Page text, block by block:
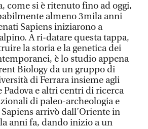
come si è ritenuto fino ad oggi,
almeno 3mila anni
Sapiens iniziarono a
A ri-datare questa tappa,
la storia e la genetica dei
è lo studio appena
Biology da un gruppo di
di Ferrara insieme agli
Padova e altri centri di ricerca
di paleo-archeologia e
Sapiens arrivò dall’Oriente in
anni fa, dando inizio a un